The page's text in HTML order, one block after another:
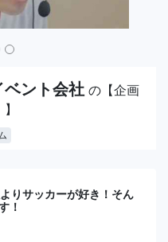
ント会社 の【企画
りサッカーが好き！そん
！